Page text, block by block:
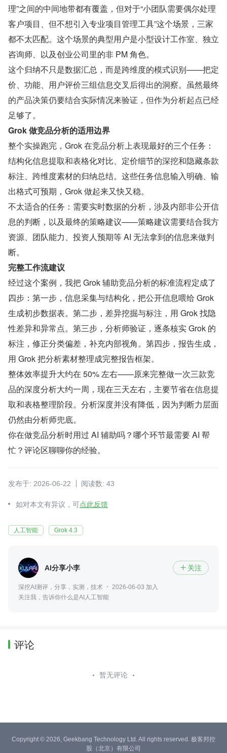
理”之间的中间地带都有覆盖，但对于“小团队需要偶尔处理
客户项目、但不想引入专业项目管理工具”这个场景，三家
都不太匹配。这个场景的典型用户是小型设计工作室、独立
咨询师、以及创业公司里的非 PM 角色。
这个归纳不只是数据汇总，而是跨维度的模式识别——把定
价、功能、用户评价三组信息交叉后得出的洞察。虽然最终
的产品决策仍要结合实际情况来验证，但作为分析起点已经
足够了。
Grok 做竞品分析的适用边界
整个实操跑完，Grok 在竞品分析上表现最好的三个任务：
结构化信息提取和表格化对比、定价细节的深挖和隐藏条款
标注、跨维度素材的归纳总结。这些任务信息输入明确、输
出格式可预期，Grok 做起来又快又稳。
不太适合的任务：需要实时数据的分析，涉及内部非公开信
息的判断，以及最终的策略建议——策略建议需要结合我方
资源、团队能力、投资人预期等 AI 无法拿到的信息来做判
断。
完整工作流建议
经过这个案例，我把 Grok 辅助竞品分析的标准流程定成了
四步：第一步，信息采集与结构化，把公开信息喂给 Grok
生成初步数据表。第二步，差异挖掘与标注，用 Grok 找隐
性差异和异常点。第三步，分析师验证，逐条核实 Grok 的
标注，修正分类偏差，补充内部视角。第四步，报告生成，
用 Grok 把分析素材整理成完整报告框架。
整体效率提升大约在 50% 左右——原来完整做一次三款竞
品的深度分析大约一周，现在三天左右，主要节省在信息提
取和表格整理阶段。分析深度并没有降低，因为判断力层面
仍然由分析师兜底。
你在做竞品分析时用过 AI 辅助吗？哪个环节最需要 AI 帮
忙？评论区聊聊你的经验。
发布于: 2026-06-22 阅读数: 43
如对本文有异议，可点此反馈
人工智能 Grok 4.3
AI分享小李  关注
深挖AI测评，分享，实测，技术
2026-06-03 加入
关注我，告诉你什么是AI人工智能
评论
暂无评论
Copyright © 2026, Geekbang Technology Ltd. All rights reserved. 极客邦控
股（北京）有限公司